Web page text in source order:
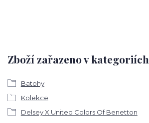
Zboží zařazeno v kategoriích
Batohy
Kolekce
Delsey X United Colors Of Benetton